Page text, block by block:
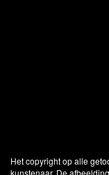
Het copyright op alle
kunstenaar. De